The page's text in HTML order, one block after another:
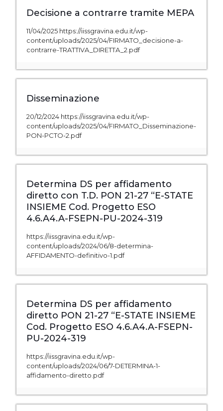
Decisione a contrarre tramite MEPA
11/04/2025 https://iissgravina.edu.it/wp-
content/uploads/2025/04/FIRMATO_decisione-a-
contrarre-TRATTIVA_DIRETTA_2.pdf
Disseminazione
20/12/2024 https://iissgravina.edu.it/wp-
content/uploads/2025/04/FIRMATO_Disseminazione-
PON-PCTO-2.pdf
Determina DS per affidamento
diretto con T.D. PON 21-27 “E-STATE
INSIEME Cod. Progetto ESO
4.6.A4.A-FSEPN-PU-2024-319
https://iissgravina.edu.it/wp-
content/uploads/2024/06/8-determina-
AFFIDAMENTO-definitivo-1.pdf
Determina DS per affidamento
diretto PON 21-27 “E-STATE INSIEME
Cod. Progetto ESO 4.6.A4.A-FSEPN-
PU-2024-319
https://iissgravina.edu.it/wp-
content/uploads/2024/06/7-DETERMINA-1-
affidamento-diretto.pdf